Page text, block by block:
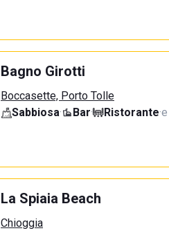
Bagno Girotti
Boccasette, Porto Tolle
Sabbiosa· Bar· Ristorante·
La Spiaia Beach
Chioggia